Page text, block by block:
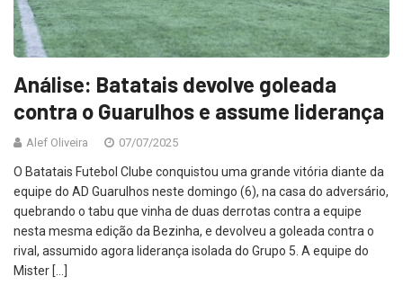
Análise: Batatais devolve goleada
contra o Guarulhos e assume liderança
Alef Oliveira 07/07/2025
O Batatais Futebol Clube conquistou uma grande vitória diante da
equipe do AD Guarulhos neste domingo (6), na casa do adversário,
quebrando o tabu que vinha de duas derrotas contra a equipe
nesta mesma edição da Bezinha, e devolveu a goleada contra o
rival, assumido agora liderança isolada do Grupo 5. A equipe do
Mister […]